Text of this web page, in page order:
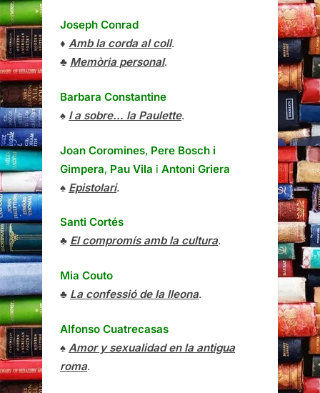
Joseph Conrad
♦ Amb la corda al coll.
♣ Memòria personal.
Barbara Constantine
♠ I a sobre… la Paulette.
Joan Coromines, Pere Bosch i
Gimpera, Pau Vila i Antoni Griera
♠ Epistolari.
Santi Cortés
♣ El compromís amb la cultura.
Mia Couto
♣ La confessió de la lleona.
Alfonso Cuatrecasas
♠ Amor y sexualidad en la antigua
roma.